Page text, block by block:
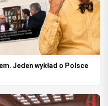
Jeden wykład o Polsce